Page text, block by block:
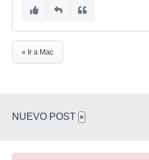
« Ir a Mac
NUEVO POST ×